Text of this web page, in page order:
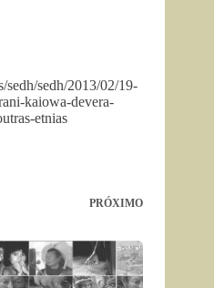
sedh/sedh/2013/02/19-
kaiowa-devera-
etnias
PRÓXIMO